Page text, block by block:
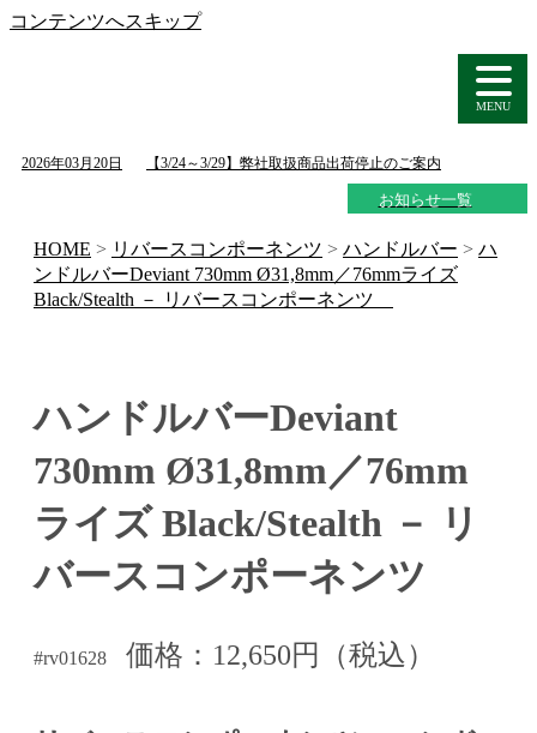
コンテンツへスキップ
MENU
2026年03月20日 【3/24～3/29】弊社取扱商品出荷停止のご案内
お知らせ一覧
HOME > リバースコンポーネンツ > ハンドルバー > ハ
ンドルバーDeviant 730mm Ø31,8mm／76mmライズ
Black/Stealth － リバースコンポーネンツ
ハンドルバーDeviant
730mm Ø31,8mm／76mm
ライズ Black/Stealth － リ
バースコンポーネンツ
#rv01628 価格：12,650円（税込）